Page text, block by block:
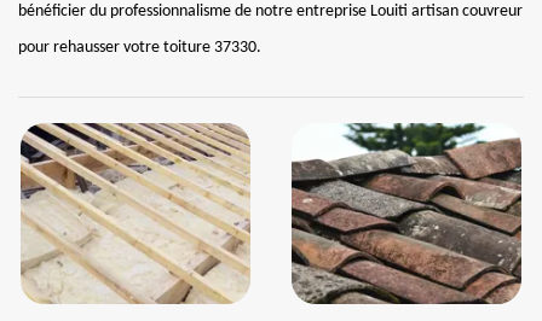
bénéficier du professionnalisme de notre entreprise Louiti artisan couvreur
pour rehausser votre toiture 37330.